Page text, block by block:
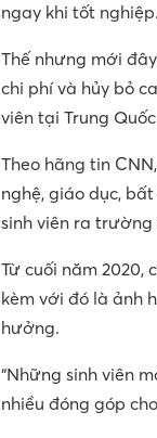
ngay khi tốt nghiệp.
Thế nhưng mới
chi phí và hủy bỏ
viên tại Trung
Theo hãng tin
nghệ, giáo dục,
sinh viên ra trường
Từ cuối năm 2020,
kèm với đó là ảnh
hưởng.
“Những sinh viên
nhiều đóng góp